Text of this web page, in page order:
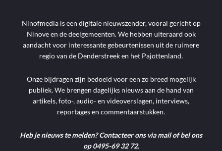
Ninofmedia is een digitale nieuwszender, vooral gericht op
Ninove en de deelgemeenten. We hebben uiteraard ook
aandacht voor interessante gebeurtenissen uit de ruimere
regio van de Denderstreek en het Pajottenland.
Onze bijdragen zijn bedoeld voor een zo breed mogelijk
publiek. We brengen dagelijks nieuws aan de hand van
artikels, foto-, audio- en videoverslagen, interviews,
reportages en commentaarstukken.
Heb je nieuws te melden? Contacteer ons via mail of bel ons
op 0495-69 32 72.